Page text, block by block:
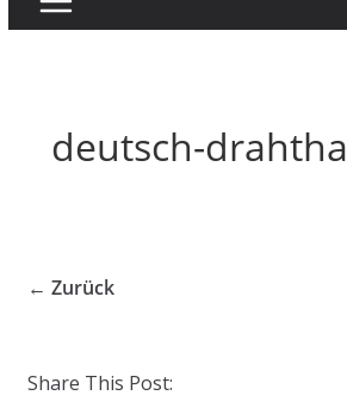
deutsch-
← Zurück
Share This Post: